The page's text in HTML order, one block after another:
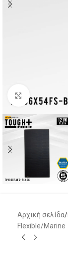
Αρχική σελίδα/
Flexible/Marine